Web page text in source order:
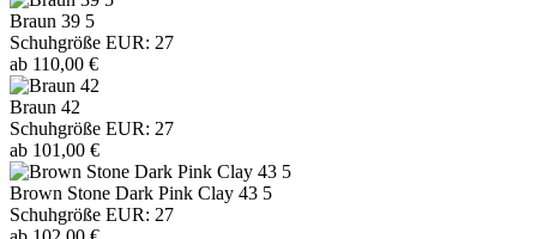
Braun 39 5
Schuhgröße EUR: 27
ab 110,00 €
Braun 42
Schuhgröße EUR: 27
ab 101,00 €
Brown Stone Dark Pink Clay 43 5
Schuhgröße EUR: 27